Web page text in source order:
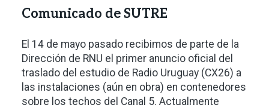
Comunicado de SUTRE
El 14 de mayo pasado recibimos de parte de la
Dirección de RNU el primer anuncio oficial del
traslado del estudio de Radio Uruguay (CX26) a
las instalaciones (aún en obra) en contenedores
sobre los techos del Canal 5. Actualmente